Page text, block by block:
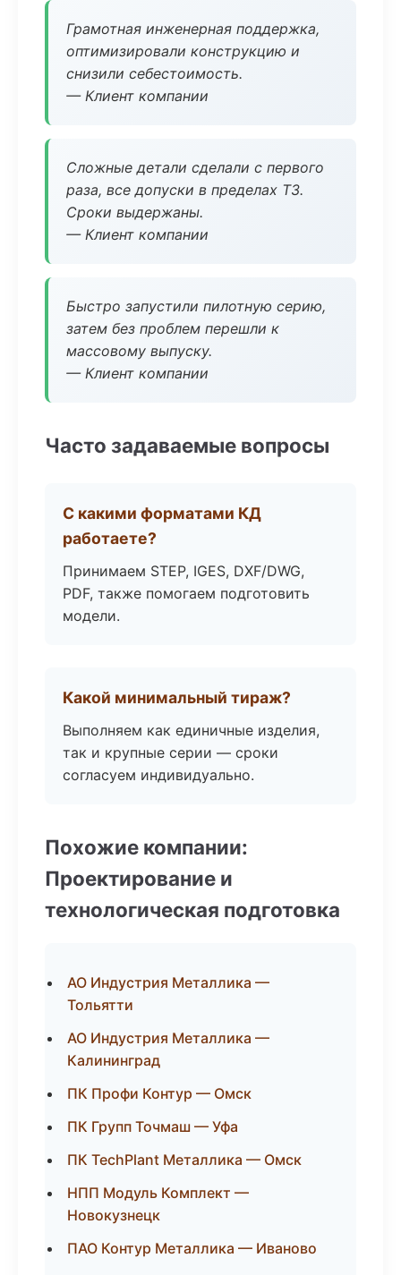
Грамотная инженерная поддержка,
оптимизировали конструкцию и
снизили себестоимость.
— Клиент компании
Сложные детали сделали с первого
раза, все допуски в пределах ТЗ.
Сроки выдержаны.
— Клиент компании
Быстро запустили пилотную серию,
затем без проблем перешли к
массовому выпуску.
— Клиент компании
Часто задаваемые вопросы
С какими форматами КД
работаете?
Принимаем STEP, IGES, DXF/DWG,
PDF, также помогаем подготовить
модели.
Какой минимальный тираж?
Выполняем как единичные изделия,
так и крупные серии — сроки
согласуем индивидуально.
Похожие компании:
Проектирование и
технологическая подготовка
АО Индустрия Металлика —
Тольятти
АО Индустрия Металлика —
Калининград
ПК Профи Контур — Омск
ПК Групп Точмаш — Уфа
ПК TechPlant Металлика — Омск
НПП Модуль Комплект —
Новокузнецк
ПАО Контур Металлика — Иваново